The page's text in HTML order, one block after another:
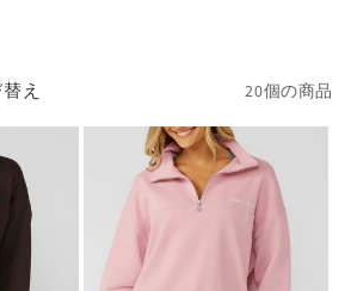
え 20個の商品